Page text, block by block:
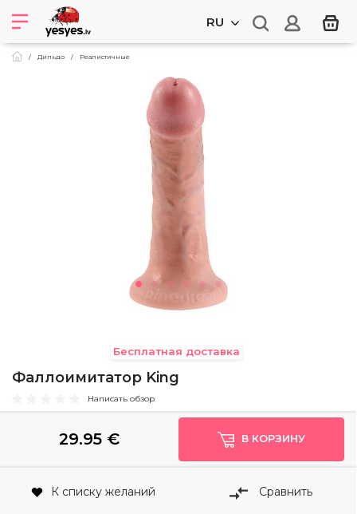
RU
Дильдо Реалистичные
Бесплатная доставка
Фаллоимитатор King
Написать обзор
29.95€ В КОРЗИНУ
К списку желаний Сравнить